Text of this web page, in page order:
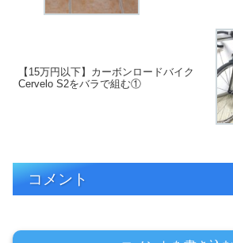
【15万円以下】カーボンロードバイク
Cervelo S2をバラで組む①
コメント